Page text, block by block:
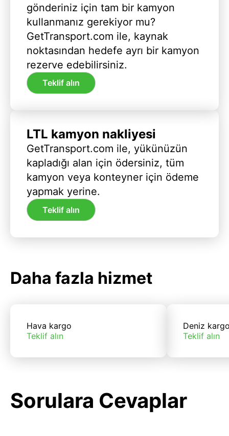
gönderiniz için tam bir kamyon
kullanmanız gerekiyor mu?
GetTransport.com ile, kaynak
noktasından hedefe ayrı bir kamyon
rezerve edebilirsiniz.
Teklif alın
LTL kamyon nakliyesi
GetTransport.com ile, yükünüzün
kapladığı alan için ödersiniz, tüm
kamyon veya konteyner için ödeme
yapmak yerine.
Teklif alın
Daha fazla hizmet
Hava kargo
Teklif alın
Deniz
Teklif alın
Sorulara Cevaplar